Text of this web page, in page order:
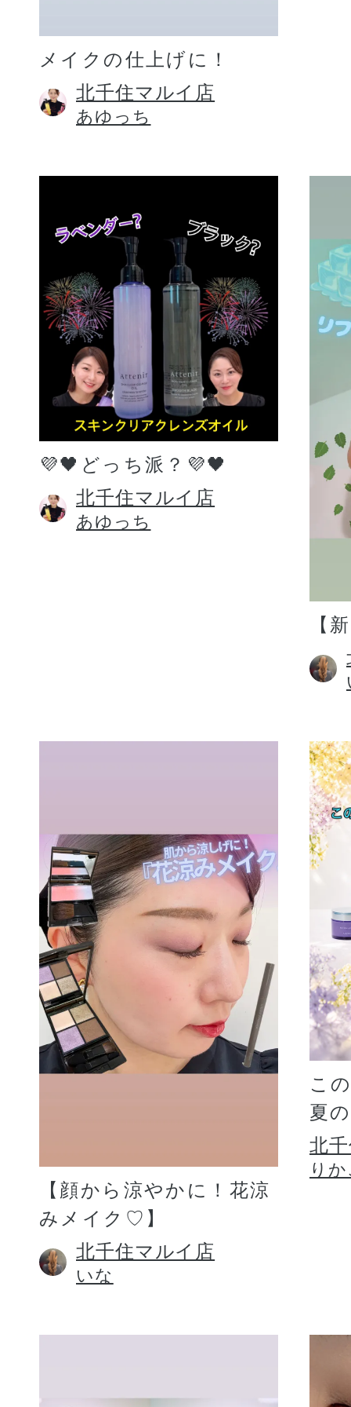
メイクの仕上げに！
北千住マルイ店
あゆっち
💜🖤どっち派？💜🖤
北千住マルイ店
あゆっち
【
【顔から涼やかに！花涼
みメイク♡】
北千住マルイ店
いな
こ
夏
北
り